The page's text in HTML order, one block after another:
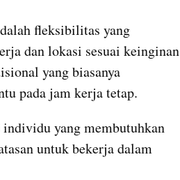
fleksibilitas yang
dan lokasi sesuai keinginan
yang biasanya
pada jam kerja tetap.
yang membutuhkan
untuk bekerja dalam